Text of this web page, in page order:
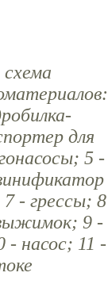
схема
для
5 -
- грессы; 8
9 -
- насос; 11 -